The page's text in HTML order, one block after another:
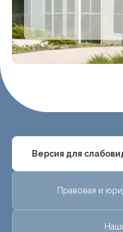
Версия для
Правовая и